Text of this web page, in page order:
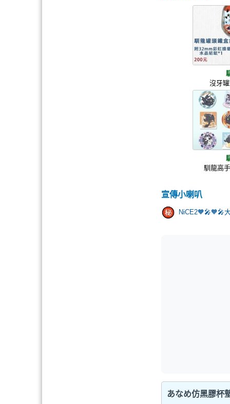
沒牙
馴龍高
宣傳小喇叭
NiCE2🧡🎤🧡🎤
あなめ仿黑膠杯